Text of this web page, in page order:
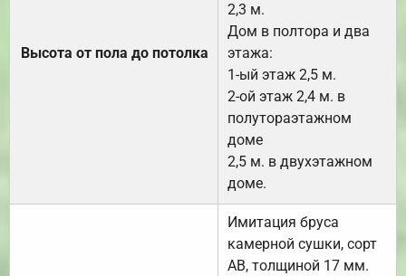
Высота от пола до потолка
2,3 м.
Дом в полтора и два
этажа:
1-ый этаж 2,5 м.
2-ой этаж 2,4 м. в
полутораэтажном
доме
2,5 м. в двухэтажном
доме.
Имитация бруса
камерной сушки, сорт
АВ, толщиной 17 мм.